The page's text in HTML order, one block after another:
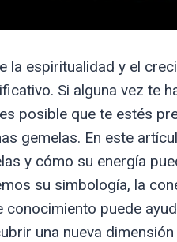
la espiritualidad y el
Si alguna vez te
posible que te estés
gemelas. En este
y cómo su energía
su simbología, la
conocimiento puede
una nueva